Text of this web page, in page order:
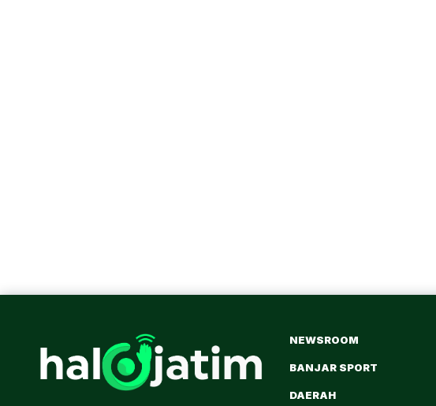
NEWSROOM
BANJAR SPORT
DAERAH